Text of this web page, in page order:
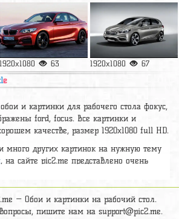
1920x1080 63 1920x1080 67
e
и картинки для рабочего стола фокус,
ford, focus. Все картинки и
качестве, размер 1920х1080 full HD.
много других картинок на нужную тему
, на сайте pic2.me представлено очень
широкоформатных картинок, фото
бесплатно и на телефон.
— Обои и картинки на рабочий стол.
пишите нам на support@pic2.me.